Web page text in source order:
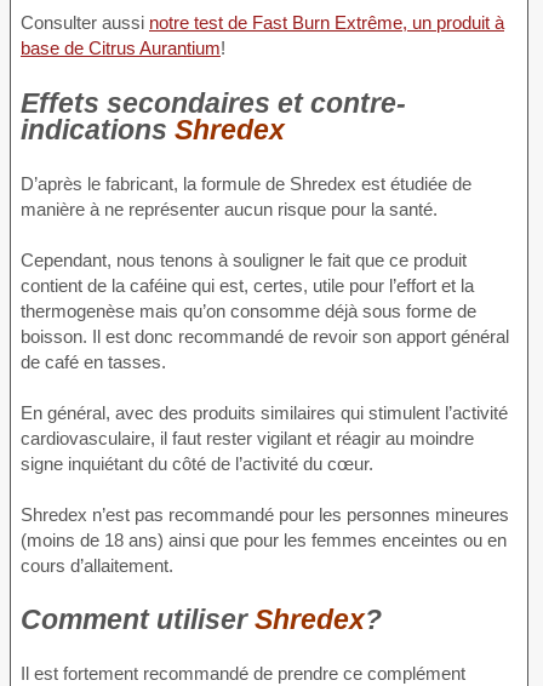
Consulter aussi notre test de Fast Burn Extrême, un produit à
base de Citrus Aurantium!
Effets secondaires et contre-
indications Shredex
D’après le fabricant, la formule de Shredex est étudiée de
manière à ne représenter aucun risque pour la santé.
Cependant, nous tenons à souligner le fait que ce produit
contient de la caféine qui est, certes, utile pour l’effort et la
thermogenèse mais qu’on consomme déjà sous forme de
boisson. Il est donc recommandé de revoir son apport général
de café en tasses.
En général, avec des produits similaires qui stimulent l’activité
cardiovasculaire, il faut rester vigilant et réagir au moindre
signe inquiétant du côté de l’activité du cœur.
Shredex n’est pas recommandé pour les personnes mineures
(moins de 18 ans) ainsi que pour les femmes enceintes ou en
cours d’allaitement.
Comment utiliserShredex?
Il est fortement recommandé de prendre ce complément